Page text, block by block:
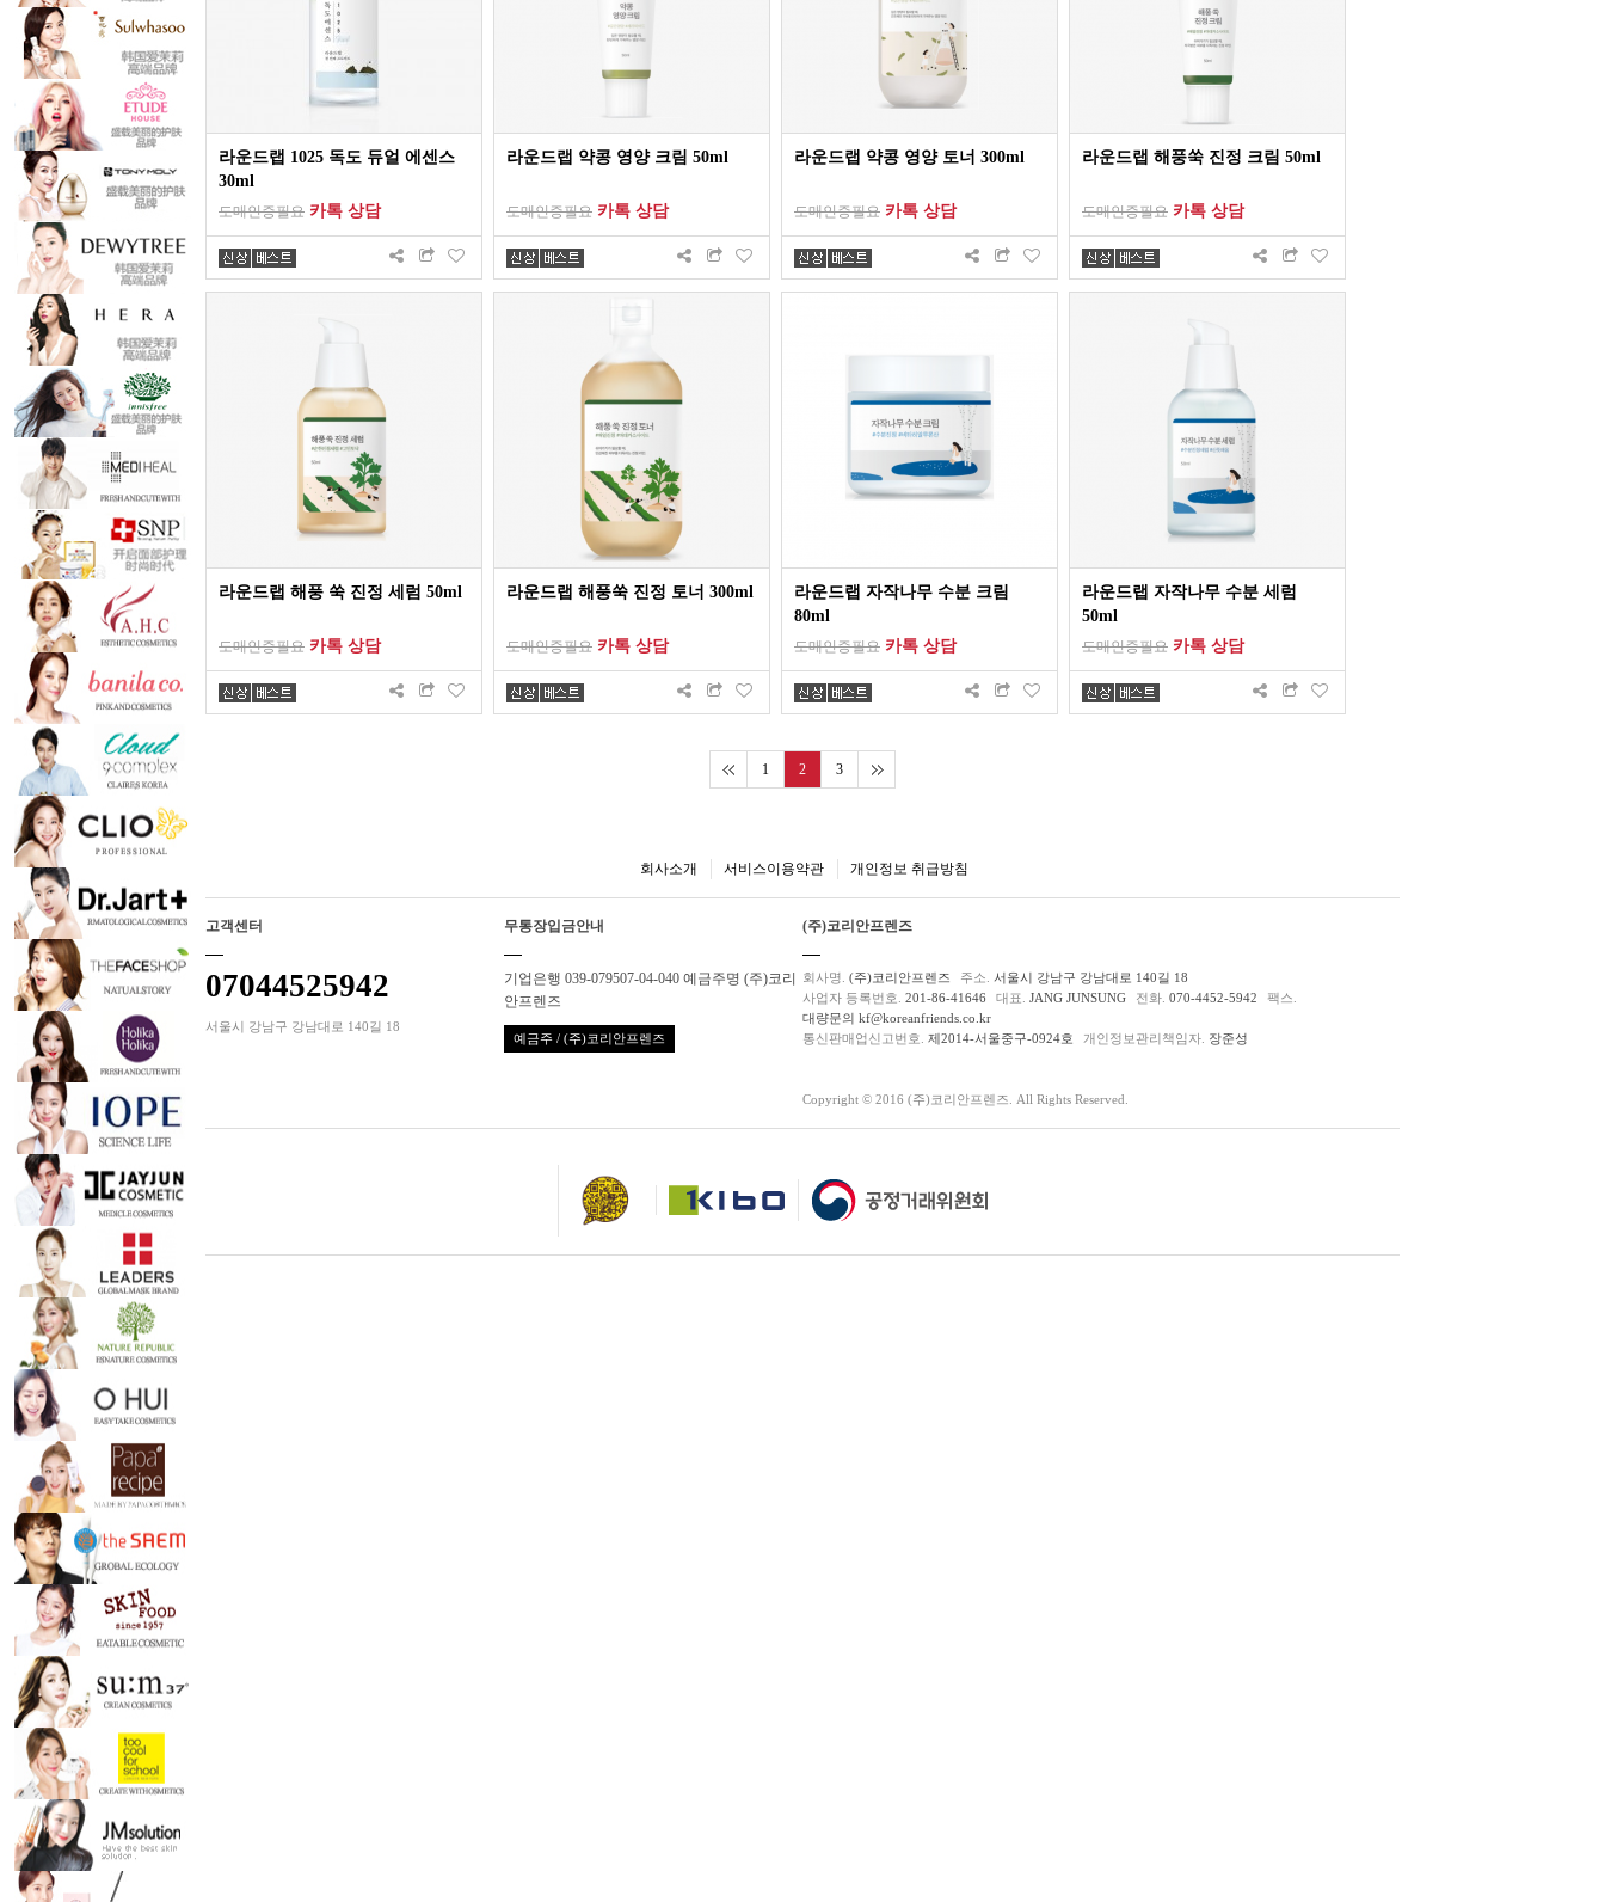
라운드랩 1025 독도 듀얼 에센스
30ml
도매인증필요 카톡 상담
라운드랩 약콩 영양 크림 50ml
도매인증필요 카톡 상담
라운드랩 약콩 영양 토너 300ml
도매인증필요 카톡 상담
라운드랩 해풍쑥 진정 크림 50ml
도매인증필요 카톡 상담
라운드랩 해풍 쑥 진정 세럼 50ml
도매인증필요 카톡 상담
라운드랩 해풍쑥 진정 토너 300ml
도매인증필요 카톡 상담
라운드랩 자작나무 수분 크림
80ml
도매인증필요 카톡 상담
라운드랩 자작나무 수분 세럼
50ml
도매인증필요 카톡 상담
1 2 3
회사소개 서비스이용약관 개인정보 취급방침
고객센터
07044525942
서울시 강남구 강남대로 140길 18
무통장입금안내
기업은행 039-079507-04-040 예금주명 (주)코리
안프렌즈
예금주 / (주)코리안프렌즈
(주)코리안프렌즈
회사명. (주)코리안프렌즈 주소. 서울시 강남구 강남대로 140길 18
사업자 등록번호. 201-86-41646 대표. JANG JUNSUNG 전화. 070-4452-5942
팩스.
대량문의 kf@koreanfriends.co.kr
통신판매업신고번호. 제2014-서울중구-0924호 개인정보관리책임자. 장준성
Copyright © 2016 (주)코리안프렌즈. All Rights Reserved.